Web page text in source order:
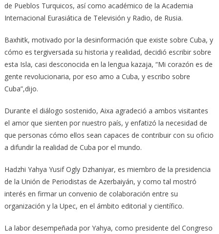
de Pueblos Turquicos, así como académico de la Academia
Internacional Eurasiática de Televisión y Radio, de Rusia.
Baxhitk, motivado por la desinformación que existe sobre Cuba, y
cómo es tergiversada su historia y realidad, decidió escribir sobre
esta Isla, casi desconocida en la lengua kazaja, “Mi corazón es de
gente revolucionaria, por eso amo a Cuba, y escribo sobre
Cuba”,dijo.
Durante el diálogo sostenido, Aixa agradeció a ambos visitantes
el amor que sienten por nuestro país, y enfatizó la necesidad de
que personas cómo ellos sean capaces de contribuir con su oficio
a difundir la realidad de Cuba por el mundo.
Hadzhi Yahya Yusif Ogly Dzhaniyar, es miembro de la presidencia
de la Unión de Periodistas de Azerbaiyán, y como tal mostró
interés en firmar un convenio de colaboración entre su
organización y la Upec, en el ámbito editorial y científico.
La labor desempeñada por Yahya, como presidente del Congreso